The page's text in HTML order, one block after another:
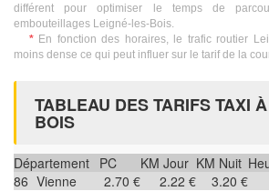
différent pour optimiser le temps de
embouteillages Leigné-les-Bois.
*En fonction des horaires, le trafic routier
moins dense ce qui peut influer sur le tarif de la
TABLEAU DES TARIFS TAXI
BOIS
Département PC KM Jour KM Nuit
86 Vienne 2.70 € 2.22 € 3.20 €